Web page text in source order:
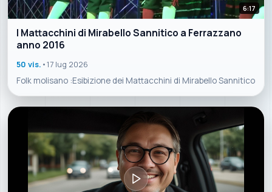
6:17
I Mattacchini di Mirabello Sannitico a Ferrazzano
anno 2016
50 vis. •17 lug 2026
Folk molisano :Esibizione dei Mattacchini di Mirabello Sannitico